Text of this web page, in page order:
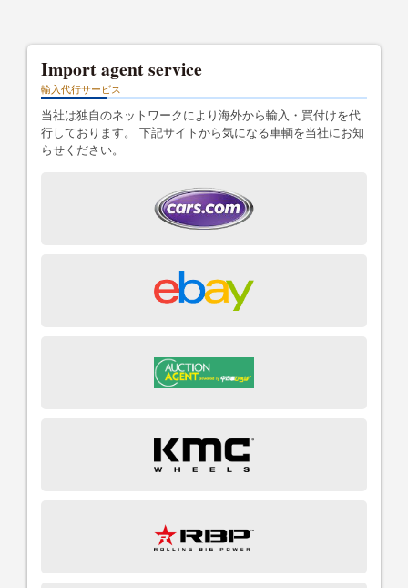
Import agent service
輸入代行サービス
当社は独自のネットワークにより海外から輸入・買付けを代
行しております。 下記サイトから気になる車輌を当社にお知
らせください。